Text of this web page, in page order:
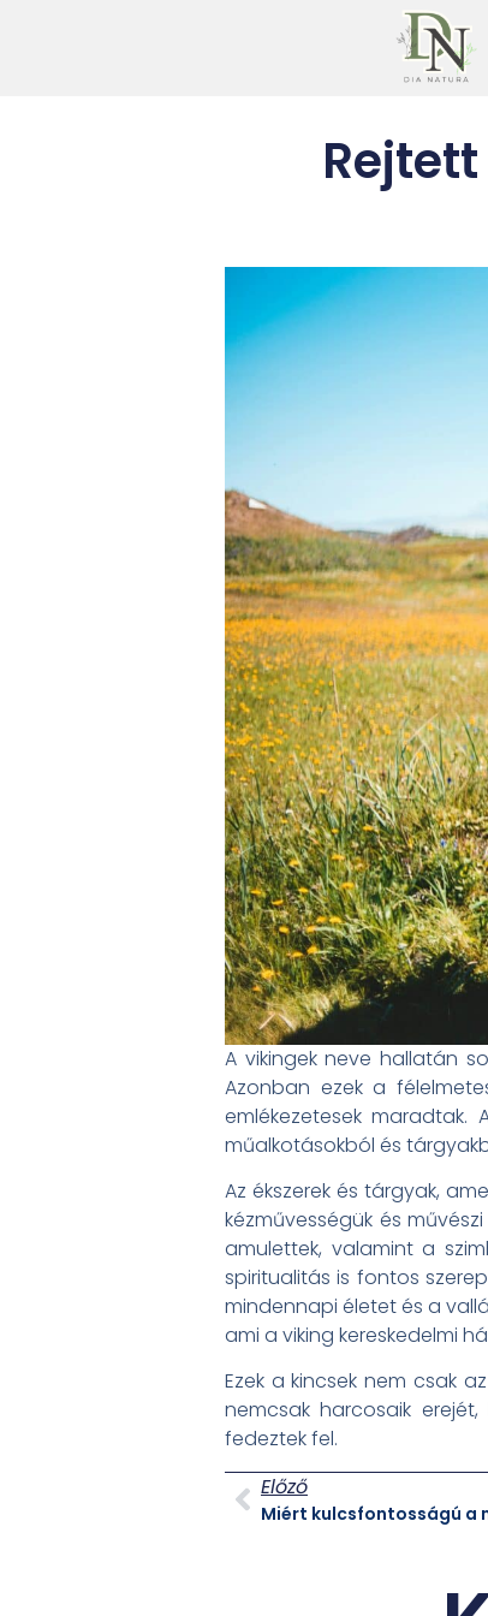
A vikingek neve hallatán
Azonban ezek a
emlékezetesek maradtak.
műalkotásokból és
Az ékszerek és tárgyak,
kézművességük és
amulettek, valamint a
spiritualitás is fontos
mindennapi életet és a
ami a viking kereskedelmi
Ezek a kincsek nem csak
nemcsak harcosaik
fedeztek fel.
Előző